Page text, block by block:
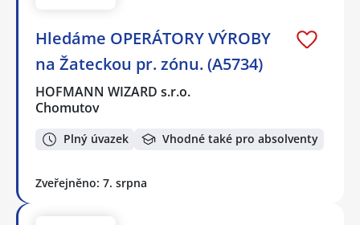
Hledáme OPERÁTORY VÝROBY
na Žateckou pr. zónu. (A5734)
HOFMANN WIZARD s.r.o.
Chomutov
Plný úvazek Vhodné také pro absolventy
Zveřejněno: 7. srpna